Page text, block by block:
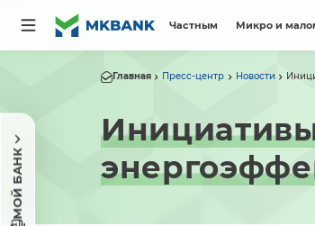
Частным Микро и
МОЙ БАНК
Главная Пресс-центр Новости